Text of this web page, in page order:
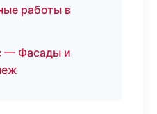
работы в
— Фасады и